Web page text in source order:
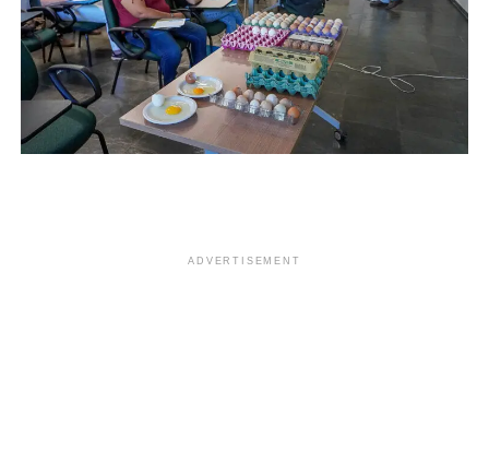
ADVERTISEMENT